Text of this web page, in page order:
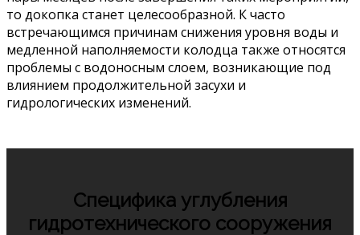
то докопка станет целесообразной. К часто
встречающимся причинам снижения уровня воды и
медленной наполняемости колодца также относятся
проблемы с водоносным слоем, возникающие под
влиянием продолжительной засухи и
гидрологических изменений.
Специфика углубления
гидротехнического сооружения